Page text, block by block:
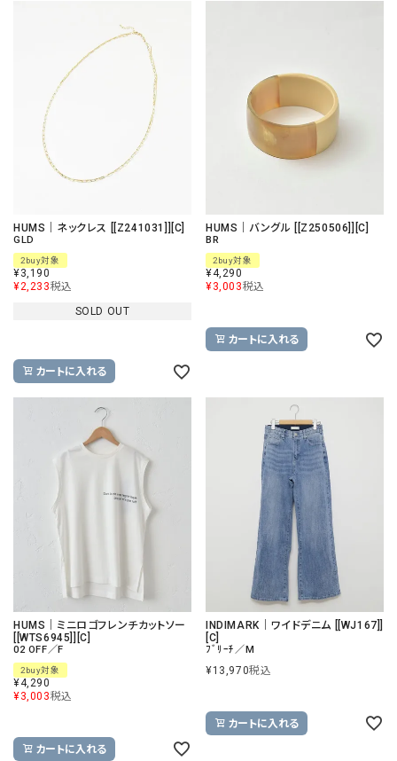
HUMS｜ネックレス [[Z241031]][C]
GLD
2buy対象
¥3,190
¥2,233税込
SOLD OUT
カートに入れる
HUMS｜バングル [[Z250506]][C]
BR
2buy対象
¥4,290
¥3,003税込
カートに入れる
HUMS｜ミニロゴフレンチカットソー
[[WTS6945]][C]
02 OFF／F
2buy対象
¥4,290
¥3,003税込
カートに入れる
INDIMARK｜ワイドデニム [[WJ167]]
[C]
ﾌﾞﾘｰﾁ／M
¥13,970税込
カートに入れる